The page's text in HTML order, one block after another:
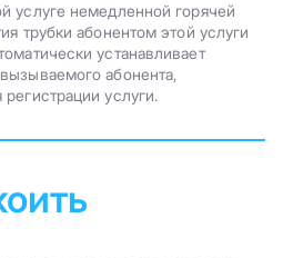
услуге немедленной горячей
трубки абонентом этой услуги
устанавливает
абонента,
услуги.